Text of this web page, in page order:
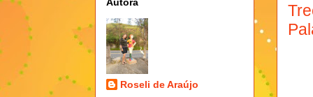
Autora
Roseli de Araújo